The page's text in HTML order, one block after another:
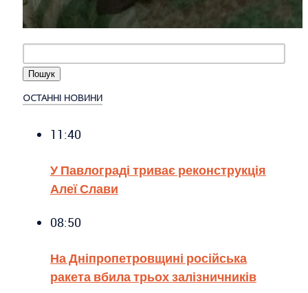
ОСТАННІ НОВИНИ
11:40
У Павлограді триває реконструкція
Алеї Слави
08:50
На Дніпропетровщині російська
ракета вбила трьох залізничників